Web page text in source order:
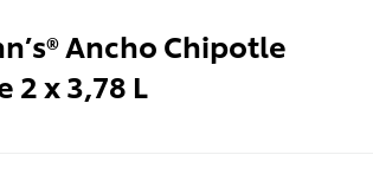
Ancho Chipotle
2 x 3,78 L